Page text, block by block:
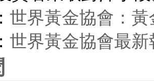
世界黃金協會：
世界黃金協會最